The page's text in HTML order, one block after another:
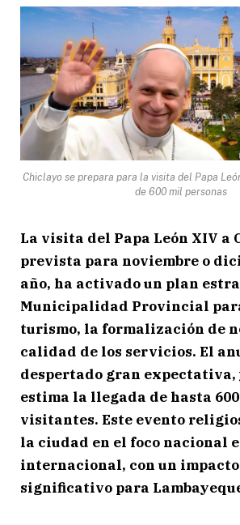
Chiclayo se prepara para la visita del Papa
de 600 mil personas
La visita del Papa León XIV a
prevista para noviembre o
año, ha activado un plan
Municipalidad Provincial
turismo, la formalización de
calidad de los servicios. El
despertado gran expectativa,
estima la llegada de hasta
visitantes. Este evento
la ciudad en el foco nacional e
internacional, con un impacto
significativo para